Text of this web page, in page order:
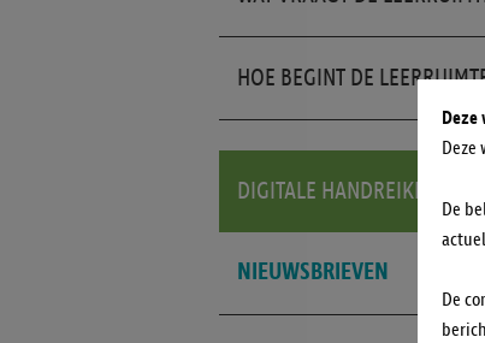
HOE BEGINT DE
DIGITALE HANDREIKING
NIEUWSBRIEVEN
De
De